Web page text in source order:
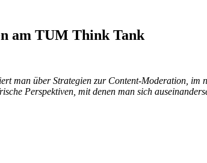
am TUM Think Tank
man über Strategien zur Content-Moderation, im
Perspektiven, mit denen man sich